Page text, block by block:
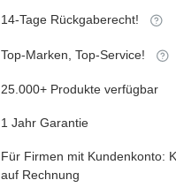
14-Tage Rückgaberecht!
Top-Marken, Top-Service!
25.000+ Produkte verfügbar
1 Jahr Garantie
Für Firmen mit Kundenkonto:
auf Rechnung